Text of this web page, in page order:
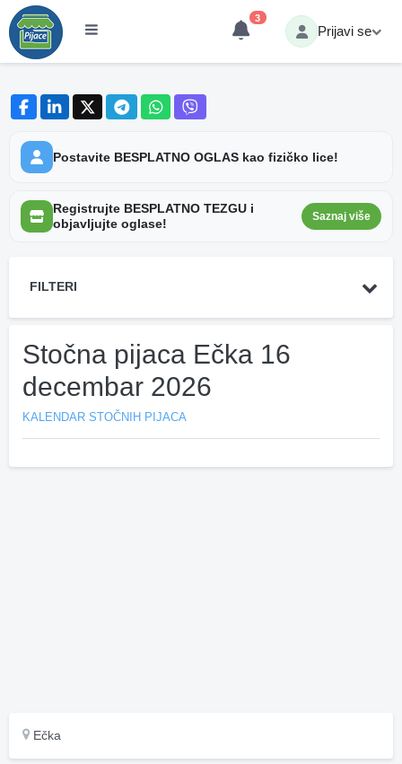
3
Prijavi se
Postavite BESPLATNO OGLAS kao fizičko lice!
Registrujte BESPLATNO TEZGU i
objavljujte oglase!
Saznaj više
FILTERI
Stočna pijaca Ečka 16
decembar 2026
KALENDAR STOČNIH PIJACA
Ečka